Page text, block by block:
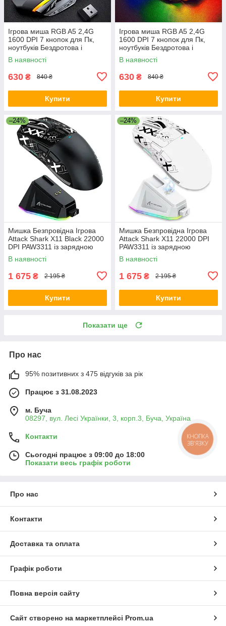
Ігрова миша RGB A5 2,4G
1600 DPI 7 кнопок для Пк,
ноутбуків Бездротова і
безшумна з підсвіткою Сіра
В наявності
630 ₴ 840 ₴
Купити
Ігрова миша RGB A5 2,4G
1600 DPI 7 кнопок для Пк,
ноутбуків Бездротова і
безшумна з підсвіткою Чорна
В наявності
630 ₴ 840 ₴
Купити
–24%
Мишка Безпровідна Ігрова
Attack Shark X11 Black 22000
DPI PAW3311 із зарядною
догстанцією RGB підсвіткою
Чорна
В наявності
1 675 ₴ 2 195 ₴
Купити
–24%
Мишка Безпровідна Ігрова
Attack Shark X11 22000 DPI
PAW3311 із зарядною
догстанцією RGB підсвіткою
Біла
В наявності
1 675 ₴ 2 195 ₴
Купити
Показати ще
Про нас
95% позитивних з 475 відгуків за рік
Працює з 31.08.2023
м. Буча
08297, вул. Лесі Українки, 3, корп.3, Буча, Україна
Контакти
Сьогодні працює з 09:00 до 18:00
Показати весь графік роботи
Про нас
Контакти
Доставка та оплата
Графік роботи
Повна версія сайту
Сайт створено на маркетплейсі Prom.ua
КНОПКА
ЗВ'ЯЗКУ